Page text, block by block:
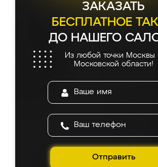
ЗАКАЗАТЬ
БЕСПЛАТНОЕ
ДО НАШЕГО
Из любой точки Москвы
Московской области!
Отправить